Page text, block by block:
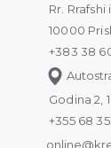
Rr. Rrafshi
10000
+383 38
Godina 2,
+355 68